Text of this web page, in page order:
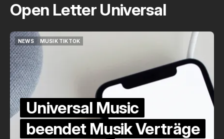
Open Letter Universal
NEWS
NEWS
MUSIK TIKTOK
Universal Music
beendet Musik Verträge